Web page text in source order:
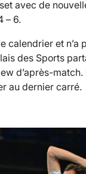
avec de
– 6.
et n’a
des Sports
d’après-
au dernier carré.